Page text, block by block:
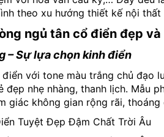
theo xu hướng thiết kế nội thất
ngủ tân cổ điển đẹp
– Sự lựa chọn kinh điển
với tone màu trắng chủ đạo
nhẹ nhàng, thanh lịch. Mẫu
giác không gian rộng rãi, thoáng